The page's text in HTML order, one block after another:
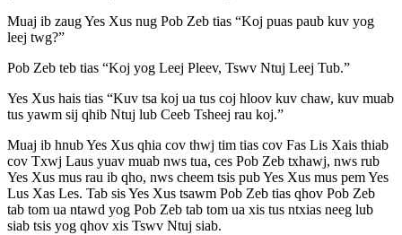
Muaj ib zaug Yes Xus nug Pob Zeb tias “Koj puas paub kuv yog
leej twg?”
Pob Zeb teb tias “Koj yog Leej Pleev, Tswv Ntuj Leej Tub.”
Yes Xus hais tias “Kuv tsa koj ua tus coj hloov kuv chaw, kuv muab
tus yawm sij qhib Ntuj lub Ceeb Tsheej rau koj.”
Muaj ib hnub Yes Xus qhia cov thwj tim tias cov Fas Lis Xais thiab
cov Txwj Laus yuav muab nws tua, ces Pob Zeb txhawj, nws rub
Yes Xus mus rau ib qho, nws cheem tsis pub Yes Xus mus pem Yes
Lus Xas Les. Tab sis Yes Xus tsawm Pob Zeb tias qhov Pob Zeb
tab tom ua ntawd yog Pob Zeb tab tom ua xis tus ntxias neeg lub
siab tsis yog qhov xis Tswv Ntuj siab.